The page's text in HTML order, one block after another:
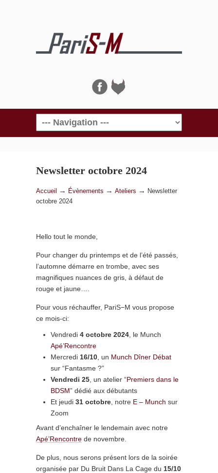
Navigation
Newsletter octobre 2024
Accueil → Évènements → Ateliers →
Newsletter
octobre 2024
Hello tout le monde,
Pour changer du printemps et de l’été passés,
l’automne démarre en trombe, avec ses
magnifiques nuances de gris, à défaut de
rouge et jaune….
Pour vous réchauffer, PariS−M vous propose
ce mois-ci:
Vendredi 4 octobre 2024 , le Munch
Apé’Rencontre
Mercredi 16/10 , un Munch Dîner Débat
sur “Fantasme ?”
Vendredi 25 , un atelier “Premiers dans le
BDSM” dédié aux débutants
Et jeudi 31 octobre , notre E – Munch sur
Zoom
Avant d’enchaîner le lendemain avec notre
Apé’Rencontre de novembre.
De plus, nous serons présent lors de la soirée
organisée par Du Bruit Dans La Cage du 15/10